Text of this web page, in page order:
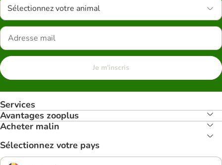
Sélectionnez votre animal
Je m'inscris
Services
Avantages zooplus
Acheter malin
Sélectionnez votre pays